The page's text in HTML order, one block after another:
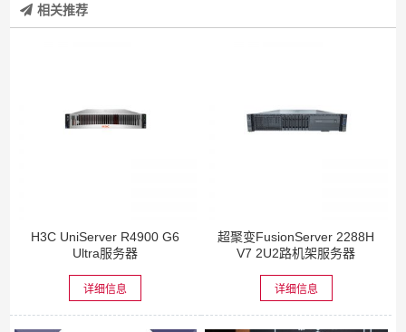
相关推荐
H3C UniServer R4900 G6
Ultra服务器
详细信息
超聚变FusionServer 2288H
V7 2U2路机架服务器
详细信息